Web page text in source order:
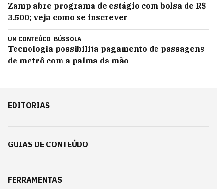
Zamp abre programa de estágio com bolsa de R$
3.500; veja como se inscrever
UM CONTEÚDO BÚSSOLA
Tecnologia possibilita pagamento de passagens
de metrô com a palma da mão
EDITORIAS
GUIAS DE CONTEÚDO
FERRAMENTAS